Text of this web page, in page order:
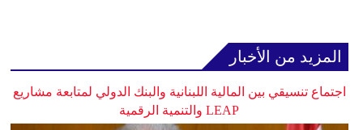
المزيد من الأخبار
اجتماع تنسيقي بين المالية اللبنانية والبنك الدولي لمتابعة مشاريع
LEAP والتنمية الرقمية